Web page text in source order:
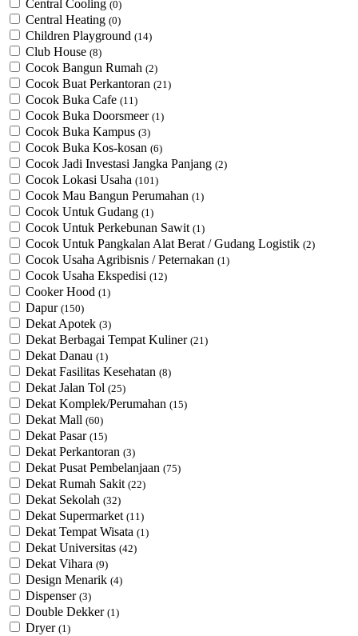
Central Cooling (0)
Central Heating (0)
Children Playground (14)
Club House (8)
Cocok Bangun Rumah (2)
Cocok Buat Perkantoran (21)
Cocok Buka Cafe (11)
Cocok Buka Doorsmeer (1)
Cocok Buka Kampus (3)
Cocok Buka Kos-kosan (6)
Cocok Jadi Investasi Jangka Panjang (2)
Cocok Lokasi Usaha (101)
Cocok Mau Bangun Perumahan (1)
Cocok Untuk Gudang (1)
Cocok Untuk Perkebunan Sawit (1)
Cocok Untuk ​Pangkalan Alat Berat / Gudang Logistik (2)
Cocok Usaha Agribisnis / Peternakan (1)
Cocok Usaha Ekspedisi (12)
Cooker Hood (1)
Dapur (150)
Dekat Apotek (3)
Dekat Berbagai Tempat Kuliner (21)
Dekat Danau (1)
Dekat Fasilitas Kesehatan (8)
Dekat Jalan Tol (25)
Dekat Komplek/Perumahan (15)
Dekat Mall (60)
Dekat Pasar (15)
Dekat Perkantoran (3)
Dekat Pusat Pembelanjaan (75)
Dekat Rumah Sakit (22)
Dekat Sekolah (32)
Dekat Supermarket (11)
Dekat Tempat Wisata (1)
Dekat Universitas (42)
Dekat Vihara (9)
Design Menarik (4)
Dispenser (3)
Double Dekker (1)
Dryer (1)